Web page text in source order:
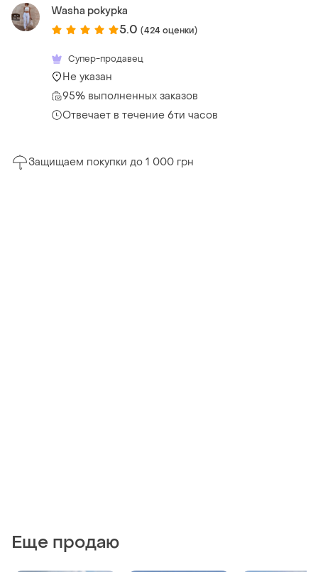
Washa pokypka
5.0 (424 оценки)
Супер-продавец
Не указан
95% выполненных заказов
Отвечает в течение 6ти часов
Защищаем покупки до 1 000 грн
Еще продаю